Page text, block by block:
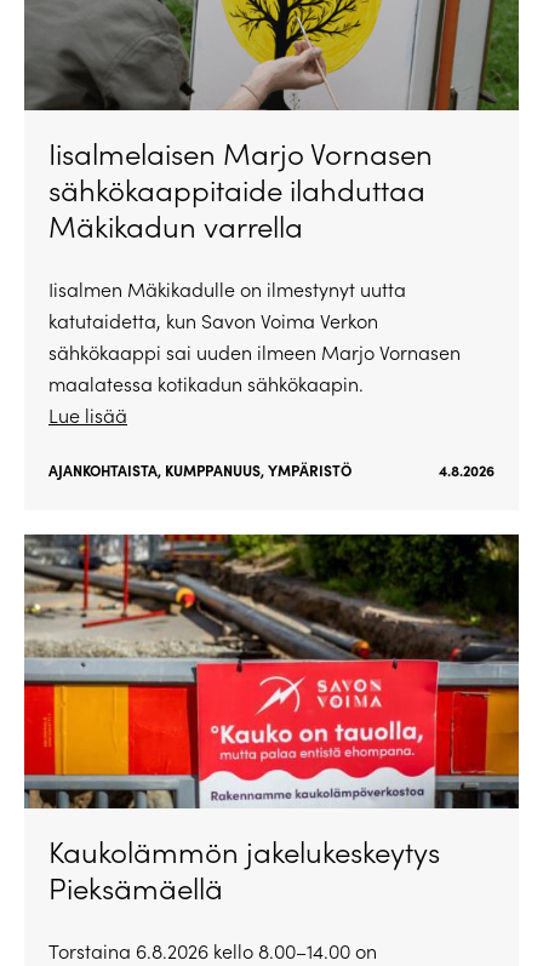
Iisalmelaisen Marjo Vornasen
sähkökaappitaide ilahduttaa
Mäkikadun varrella
Iisalmen Mäkikadulle on ilmestynyt uutta
katutaidetta, kun Savon Voima Verkon
sähkökaappi sai uuden ilmeen Marjo Vornasen
maalatessa kotikadun sähkökaapin.
Lue lisää
AJANKOHTAISTA, KUMPPANUUS,YMPÄRISTÖ 4.8.2026
Kaukolämmön jakelukeskeytys
Pieksämäellä
Torstaina 6.8.2026 kello 8.00–14.00 on